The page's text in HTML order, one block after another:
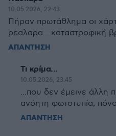
10.05.2026, 22:43
Πήραν πρωτάθλημα οι
ρεαλαρα....καταστροφική
ΑΠΑΝΤΗΣΗ
Τι κρίμα...
10.05.2026, 23:45
...που δεν έμεινε άλλη
ανόητη φωτοτυπία,
ΑΠΑΝΤΗΣΗ